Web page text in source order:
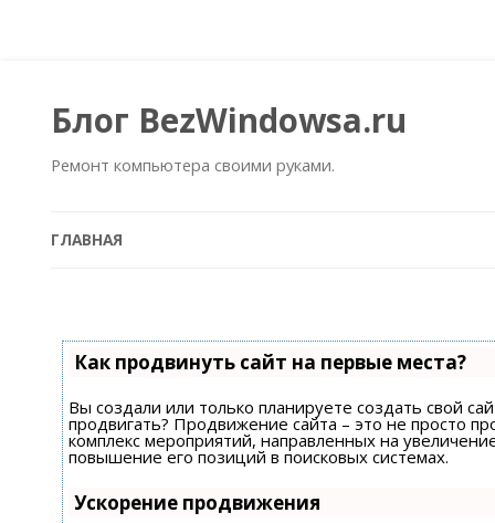
Блог BezWindowsa.ru
Ремонт компьютера своими руками.
ГЛАВНАЯ
Как продвинуть сайт на первые места?
Вы создали или только планируете создать свой
продвигать? Продвижение сайта – это не просто
комплекс мероприятий, направленных на
повышение его позиций в поисковых системах.
Ускорение продвижения